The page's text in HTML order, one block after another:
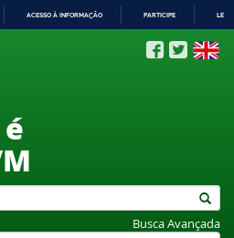
ACESSO À INFORMAÇÃO PARTICIPE
Busca Avançada